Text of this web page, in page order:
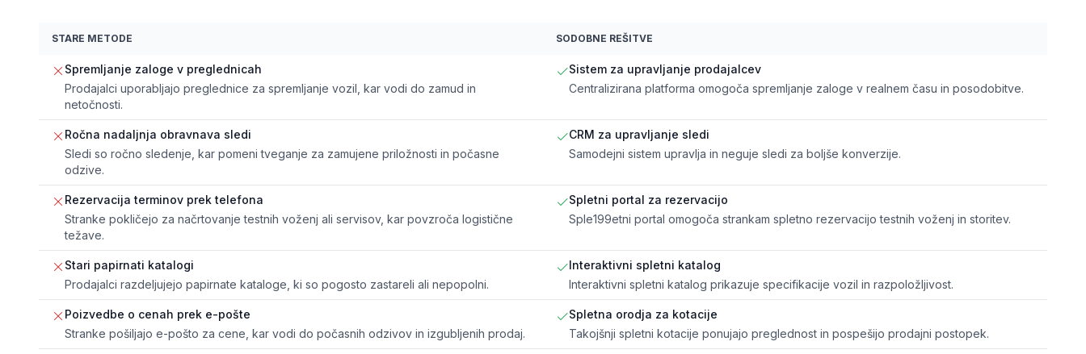
STARE METODE SODOBNE REŠITVE
Spremljanje zaloge v preglednicah
Prodajalci uporabljajo preglednice za spremljanje vozil, kar vodi do zamud in
netočnosti.
Sistem za upravljanje prodajalcev
Centralizirana platforma omogoča spremljanje zaloge v realnem času in posodobitve.
Ročna nadaljnja obravnava sledi
Sledi so ročno sledenje, kar pomeni tveganje za zamujene priložnosti in počasne
odzive.
CRM za upravljanje sledi
Samodejni sistem upravlja in neguje sledi za boljše konverzije.
Rezervacija terminov prek telefona
Stranke pokličejo za načrtovanje testnih voženj ali servisov, kar povzroča logistične
težave.
Spletni portal za rezervacijo
Sple199etni portal omogoča strankam spletno rezervacijo testnih voženj in storitev.
Stari papirnati katalogi
Prodajalci razdeljujejo papirnate kataloge, ki so pogosto zastareli ali nepopolni.
Interaktivni spletni katalog
Interaktivni spletni katalog prikazuje specifikacije vozil in razpoložljivost.
Poizvedbe o cenah prek e-pošte
Stranke pošiljajo e-pošto za cene, kar vodi do počasnih odzivov in izgubljenih prodaj.
Spletna orodja za kotacije
Takojšnji spletni kotacije ponujajo preglednost in pospešijo prodajni postopek.